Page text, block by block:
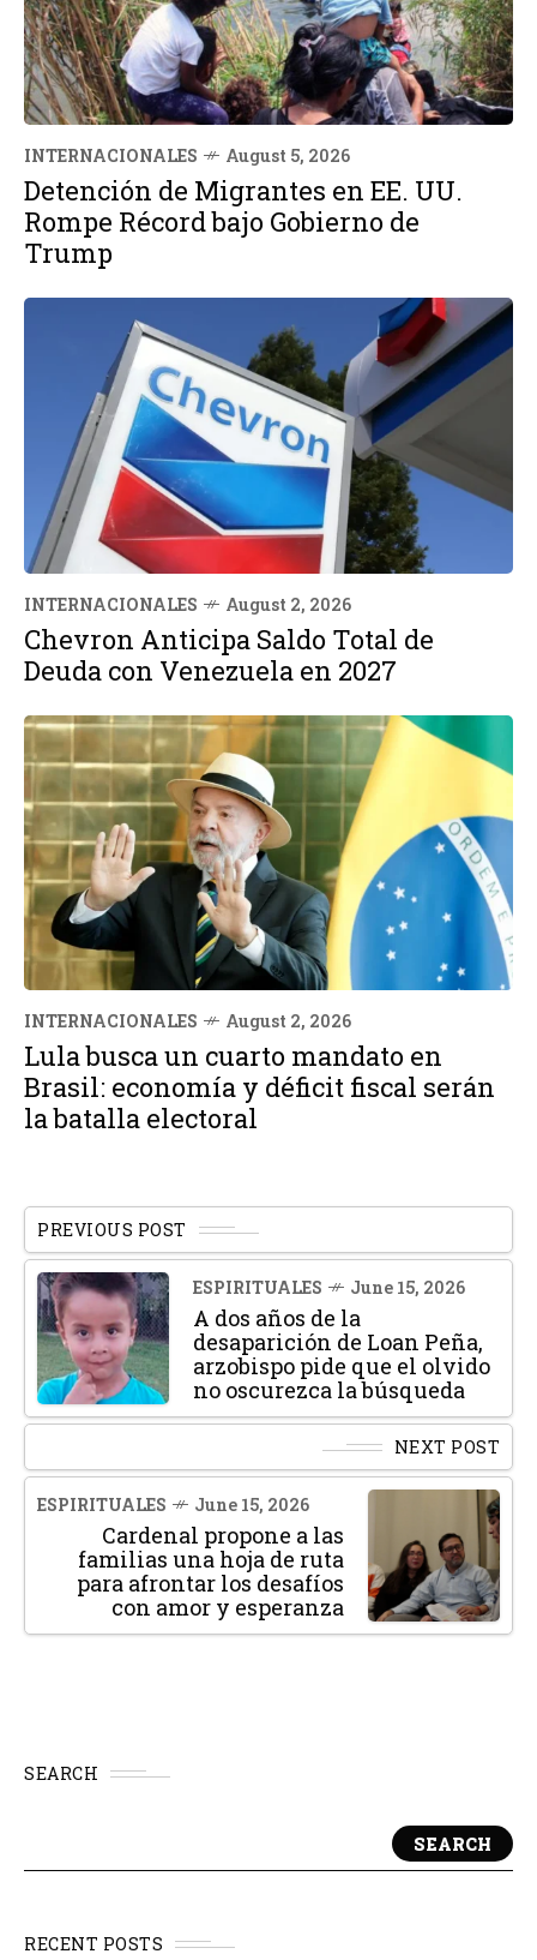
INTERNACIONALES August 5, 2026
Detención de Migrantes en EE. UU.
Rompe Récord bajo Gobierno de
Trump
INTERNACIONALES August 2, 2026
Chevron Anticipa Saldo Total de
Deuda con Venezuela en 2027
INTERNACIONALES August 2, 2026
Lula busca un cuarto mandato en
Brasil: economía y déficit fiscal serán
la batalla electoral
PREVIOUS POST
ESPIRITUALES June 15, 2026
A dos años de la
desaparición de Loan Peña,
arzobispo pide que el olvido
no oscurezca la búsqueda
NEXT POST
ESPIRITUALES June 15, 2026
Cardenal propone a las
familias una hoja de ruta
para afrontar los desafíos
con amor y esperanza
SEARCH
SEARCH
RECENT POSTS